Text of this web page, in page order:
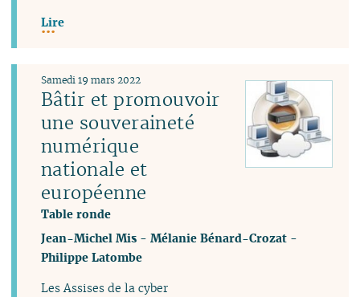
Lire
Bâtir et promouvoir
une souveraineté
numérique
nationale et
européenne
Table ronde
Samedi 19 mars 2022
Jean-Michel Mis -Mélanie Bénard-Crozat -
Philippe Latombe
Les Assises de la cyber